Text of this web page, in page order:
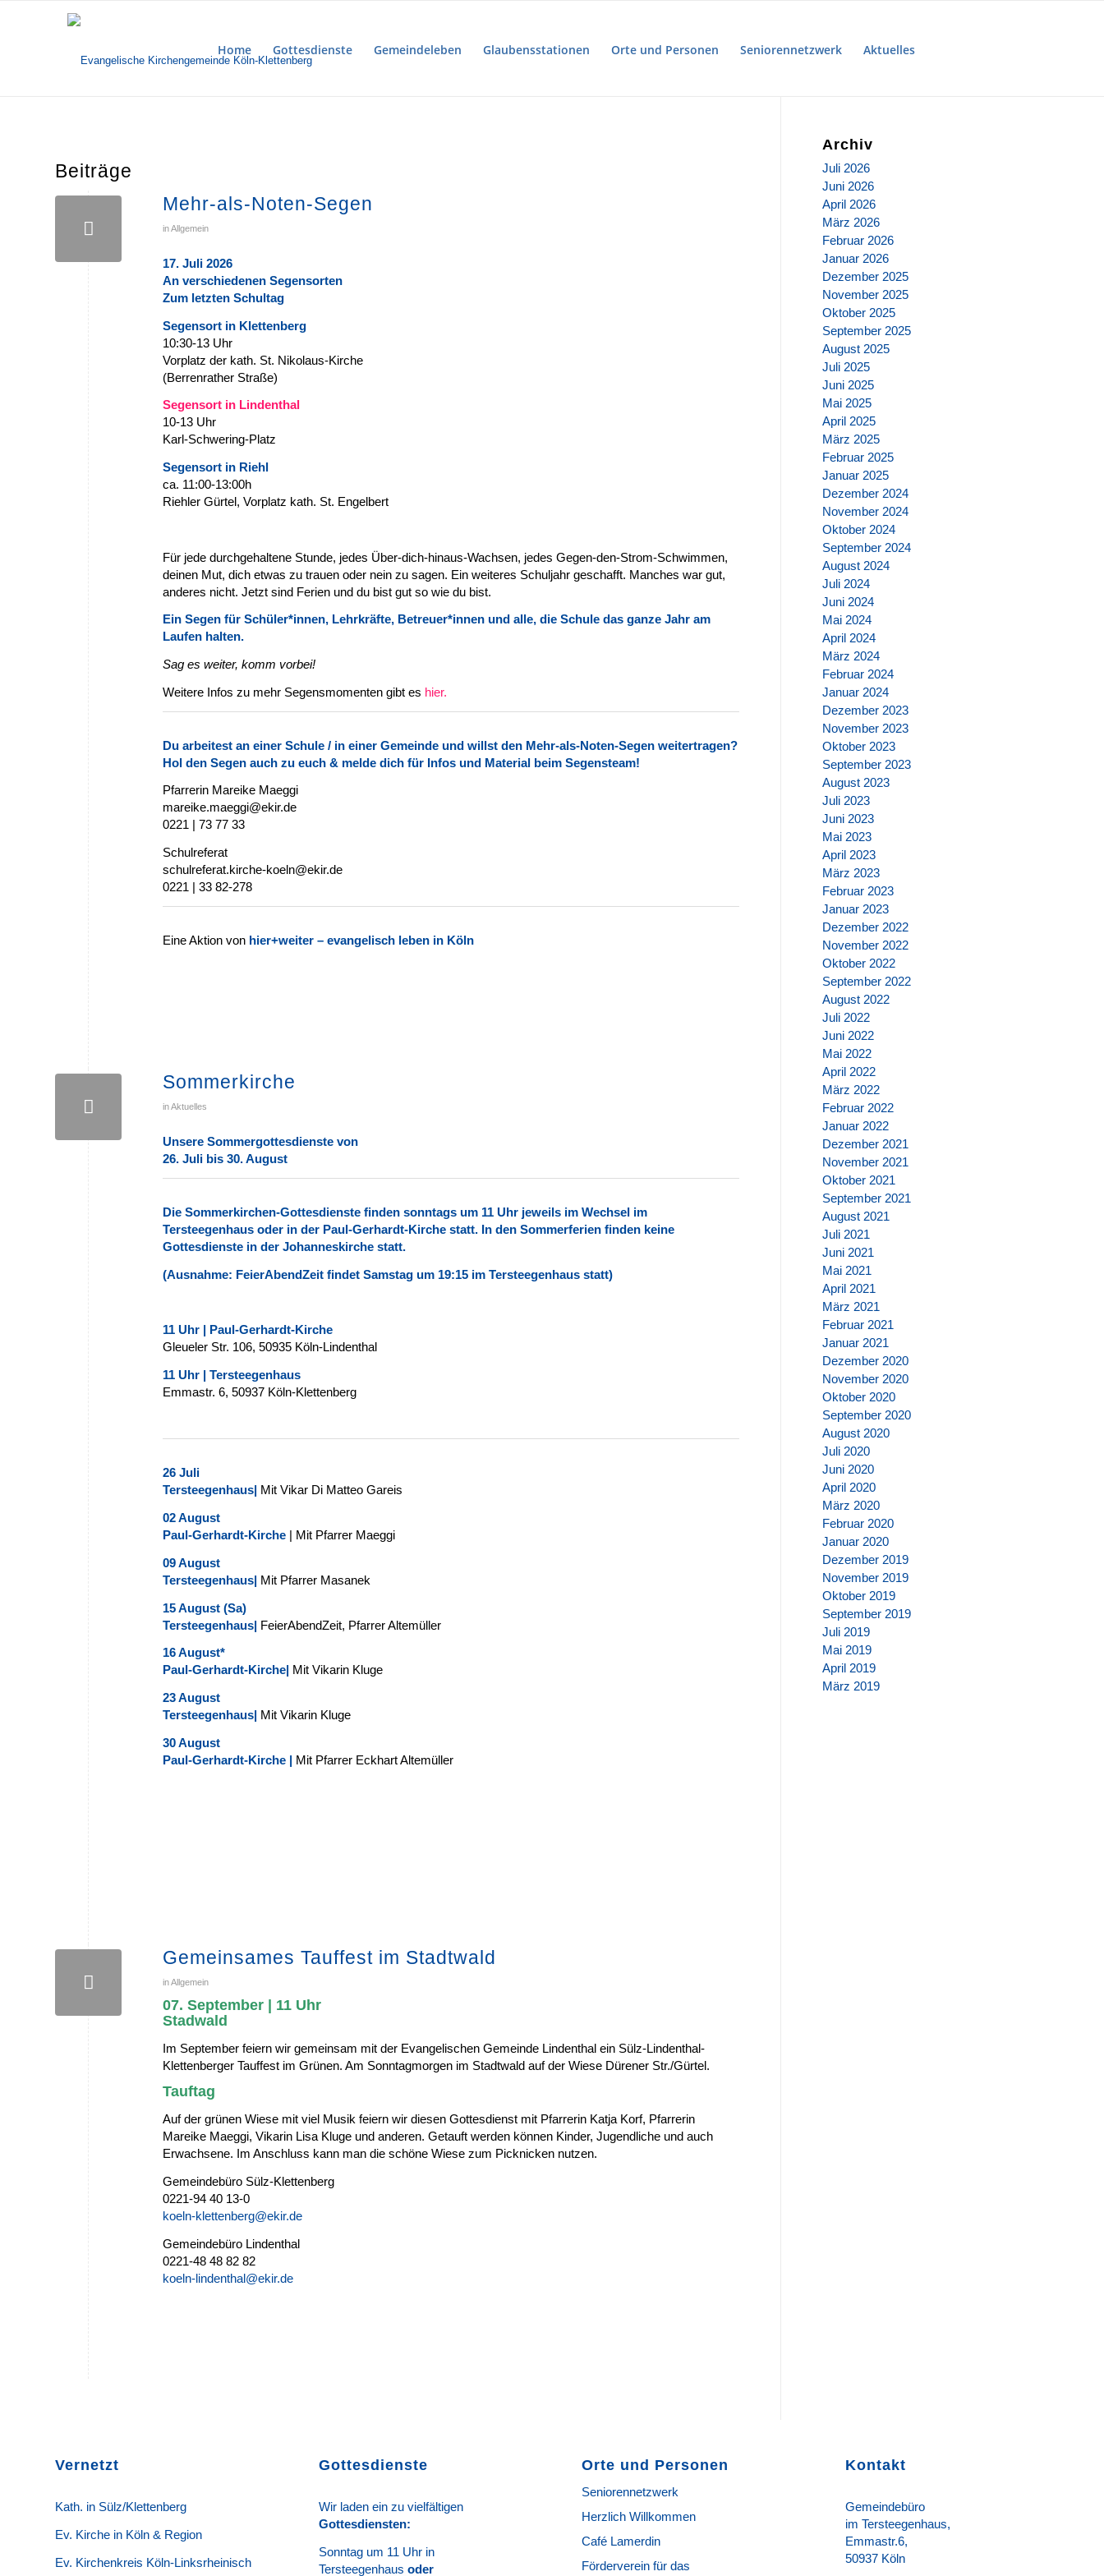
Home Gottesdienste Gemeindeleben Glaubensstationen Orte und Personen Seniorennetzwerk Aktuelles
Beiträge
Mehr-als-Noten-Segen
inAllgemein
17. Juli 2026
An verschiedenen Segensorten
Zum letzten Schultag
Segensort in Klettenberg
10:30-13 Uhr
Vorplatz der kath. St. Nikolaus-Kirche
(Berrenrather Straße)
Segensort in Lindenthal
10-13 Uhr
Karl-Schwering-Platz
Segensort in Riehl
ca. 11:00-13:00h
Riehler Gürtel, Vorplatz kath. St. Engelbert
Für jede durchgehaltene Stunde, jedes Über-dich-hinaus-Wachsen, jedes Gegen-den-Strom-Schwimmen,
deinen Mut, dich etwas zu trauen oder nein zu sagen. Ein weiteres Schuljahr geschafft. Manches war gut,
anderes nicht. Jetzt sind Ferien und du bist gut so wie du bist.
Ein Segen für Schüler*innen, Lehrkräfte, Betreuer*innen und alle, die Schule das ganze Jahr am
Laufen halten.
Sag es weiter, komm vorbei!
Weitere Infos zu mehr Segensmomenten gibt es hier.
Du arbeitest an einer Schule / in einer Gemeinde und willst den Mehr-als-Noten-Segen weitertragen?
Hol den Segen auch zu euch & melde dich für Infos und Material beim Segensteam!
Pfarrerin Mareike Maeggi
mareike.maeggi@ekir.de
0221 | 73 77 33
Schulreferat
schulreferat.kirche-koeln@ekir.de
0221 | 33 82-278
Eine Aktion von hier+weiter – evangelisch leben in Köln
Sommerkirche
inAktuelles
Unsere Sommergottesdienste von
26. Juli bis 30. August
Die Sommerkirchen-Gottesdienste finden sonntags um 11 Uhr jeweils im Wechsel im
Tersteegenhaus oder in der Paul-Gerhardt-Kirche statt. In den Sommerferien finden keine
Gottesdienste in der Johanneskirche statt.
(Ausnahme: FeierAbendZeit findet Samstag um 19:15 im Tersteegenhaus statt)
11 Uhr | Paul-Gerhardt-Kirche
Gleueler Str. 106, 50935 Köln-Lindenthal
11 Uhr | Tersteegenhaus
Emmastr. 6, 50937 Köln-Klettenberg
26 Juli
Tersteegenhaus| Mit Vikar Di Matteo Gareis
02 August
Paul-Gerhardt-Kirche | Mit Pfarrer Maeggi
09 August
Tersteegenhaus| Mit Pfarrer Masanek
15 August (Sa)
Tersteegenhaus| FeierAbendZeit, Pfarrer Altemüller
16 August*
Paul-Gerhardt-Kirche| Mit Vikarin Kluge
23 August
Tersteegenhaus| Mit Vikarin Kluge
30 August
Paul-Gerhardt-Kirche | Mit Pfarrer Eckhart Altemüller
Gemeinsames Tauffest im Stadtwald
inAllgemein
07. September | 11 Uhr
Stadwald
Im September feiern wir gemeinsam mit der Evangelischen Gemeinde Lindenthal ein Sülz-Lindenthal-
Klettenberger Tauffest im Grünen. Am Sonntagmorgen im Stadtwald auf der Wiese Dürener Str./Gürtel.
Tauftag
Auf der grünen Wiese mit viel Musik feiern wir diesen Gottesdienst mit Pfarrerin Katja Korf, Pfarrerin
Mareike Maeggi, Vikarin Lisa Kluge und anderen. Getauft werden können Kinder, Jugendliche und auch
Erwachsene. Im Anschluss kann man die schöne Wiese zum Picknicken nutzen.
Gemeindebüro Sülz-Klettenberg
0221-94 40 13-0
koeln-klettenberg@ekir.de
Gemeindebüro Lindenthal
0221-48 48 82 82
koeln-lindenthal@ekir.de
Archiv
Juli 2026
Juni 2026
April 2026
März 2026
Februar 2026
Januar 2026
Dezember 2025
November 2025
Oktober 2025
September 2025
August 2025
Juli 2025
Juni 2025
Mai 2025
April 2025
März 2025
Februar 2025
Januar 2025
Dezember 2024
November 2024
Oktober 2024
September 2024
August 2024
Juli 2024
Juni 2024
Mai 2024
April 2024
März 2024
Februar 2024
Januar 2024
Dezember 2023
November 2023
Oktober 2023
September 2023
August 2023
Juli 2023
Juni 2023
Mai 2023
April 2023
März 2023
Februar 2023
Januar 2023
Dezember 2022
November 2022
Oktober 2022
September 2022
August 2022
Juli 2022
Juni 2022
Mai 2022
April 2022
März 2022
Februar 2022
Januar 2022
Dezember 2021
November 2021
Oktober 2021
September 2021
August 2021
Juli 2021
Juni 2021
Mai 2021
April 2021
März 2021
Februar 2021
Januar 2021
Dezember 2020
November 2020
Oktober 2020
September 2020
August 2020
Juli 2020
Juni 2020
April 2020
März 2020
Februar 2020
Januar 2020
Dezember 2019
November 2019
Oktober 2019
September 2019
Juli 2019
Mai 2019
April 2019
März 2019
Vernetzt
Kath. in Sülz/Klettenberg
Ev. Kirche in Köln & Region
Ev. Kirchenkreis Köln-Linksrheinisch
Gottesdienste
Wir laden ein zu vielfältigen
Gottesdiensten:
Sonntag um 11 Uhr in
Tersteegenhaus oder
Orte und Personen
Seniorennetzwerk
Herzlich Willkommen
Café Lamerdin
Förderverein für das
Kontakt
Gemeindebüro
im Tersteegenhaus,
Emmastr.6,
50937 Köln